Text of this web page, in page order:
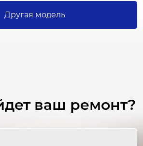
льда
Другая модель
ваш ремонт?